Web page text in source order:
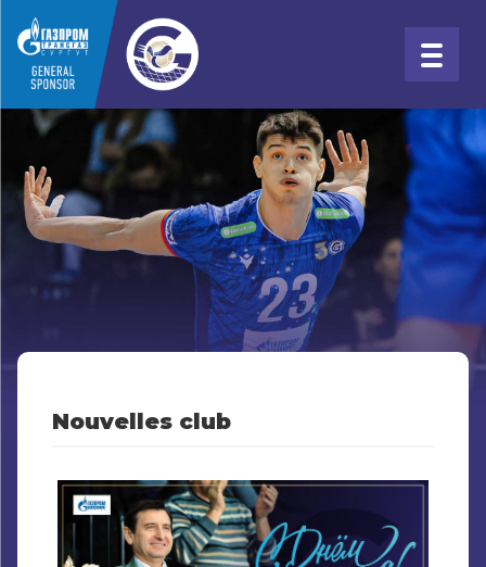
Nouvelles club